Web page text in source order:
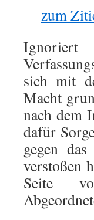
zum
sich mit
Macht
nach dem
dafür
gegen
verstoßen
Seite